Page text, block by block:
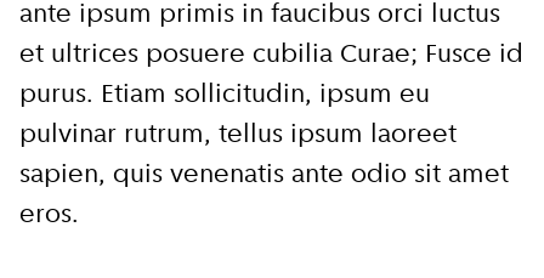
ante ipsum primis in faucibus orci luctus
et ultrices posuere cubilia Curae; Fusce id
purus. Etiam sollicitudin, ipsum eu
pulvinar rutrum, tellus ipsum laoreet
sapien, quis venenatis ante odio sit amet
eros.